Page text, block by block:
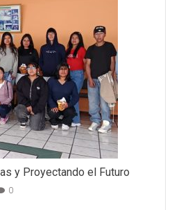
y Proyectando el Futuro
0